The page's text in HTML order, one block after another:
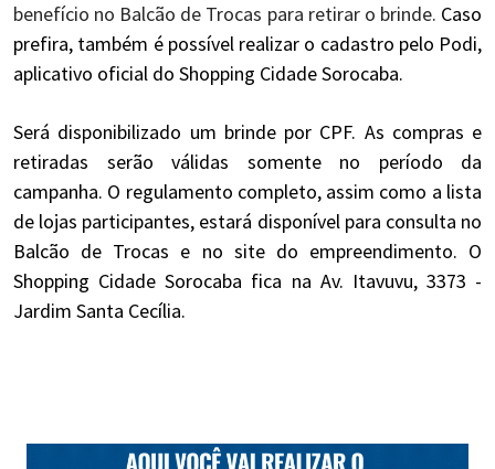
benefício no Balcão de Trocas para retirar o brinde. Caso
prefira, também é possível realizar o cadastro pelo Podi,
aplicativo oficial do Shopping Cidade Sorocaba.
Será disponibilizado um brinde por CPF. As compras e
retiradas serão válidas somente no período da
campanha. O regulamento completo, assim como a lista
de lojas participantes, estará disponível para consulta no
Balcão de Trocas e no site do empreendimento. O
Shopping Cidade Sorocaba fica na Av. Itavuvu, 3373 -
Jardim Santa Cecília.